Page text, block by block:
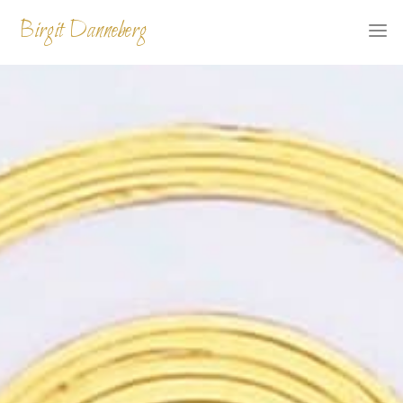
content
Birgit Danneberg